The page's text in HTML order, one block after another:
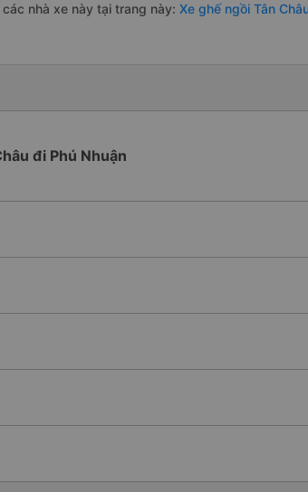
nhà xe này tại trang này: Xe ghế ngồi Tân
đi Phú Nhuận